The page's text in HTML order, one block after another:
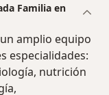
Familia en
amplio equipo
especialidades:
nutrición